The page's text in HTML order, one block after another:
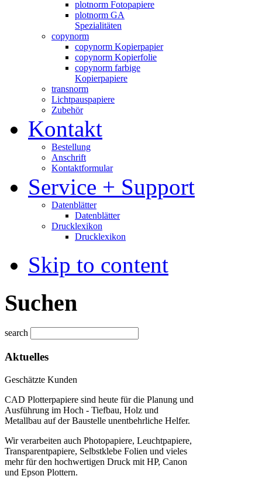
plotnorm Fotopapiere
plotnorm GA
Spezialitäten
copynorm
copynorm Kopierpapier
copynorm Kopierfolie
copynorm farbige
Kopierpapiere
transnorm
Lichtpauspapiere
Zubehör
Kontakt
Bestellung
Anschrift
Kontaktformular
Service + Support
Datenblätter
Datenblätter
Drucklexikon
Drucklexikon
Skip to content
Suchen
search
Aktuelles
Geschätzte Kunden
CAD Plotterpapiere sind heute für die Planung und
Ausführung im Hoch - Tiefbau, Holz und
Metallbau auf der Baustelle unentbehrliche Helfer.
Wir verarbeiten auch Photopapiere, Leuchtpapiere,
Transparentpapiere, Selbstklebe Folien und vieles
mehr für den hochwertigen Druck mit HP, Canon
und Epson Plottern.